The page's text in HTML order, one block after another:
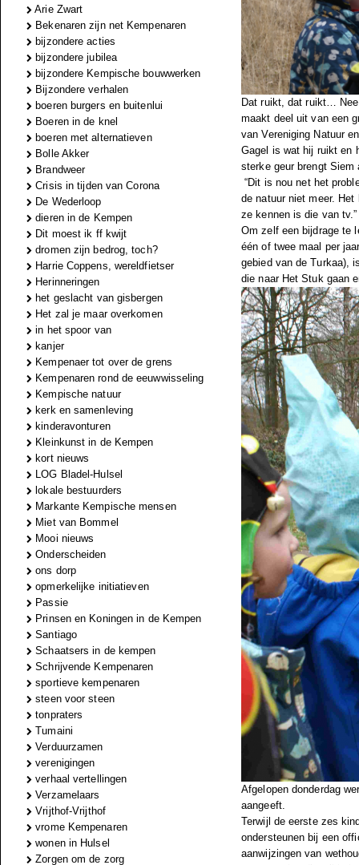
Arie Zwart
Bekenaren zijn net Kempenaren
bijzondere acties
bijzondere jubilea
bijzondere Kempische bouwwerken
Bijzondere verhalen
boeren burgers en buitenlui
Boeren in de knel
boeren met alternatieven
Bolle Akker
Brandweer
Crisis in tijden van Corona
De Wederloop
dieren in de Kempen
Dit moest ik ff kwijt
dromen zijn bedrog, toch?
Harrie Coppens, wereldfietser
Herinneringen
het geslacht van gisbergen
Het zal je maar overkomen
in het spoor van
kanjer
Kempenaer tot over de grens
Kempenaren rond de eeuwwisseling
Kempische natuur
kerk en samenleving
kinderavonturen
Kleinkunst in de Kempen
kort nieuws
LOG Bladel-Hulsel
lokale bestuurders
Markante Kempische mensen
Miet van Bommel
Mooi nieuws
Onderscheiden
ons dorp
opmerkelijke initiatieven
Passie
Prinsen en Koningen in de Kempen
Santiago
Schaatsers in de kempen
Schrijvende Kempenaren
sportieve kempenaren
steen voor steen
tonpraters
Tumaini
Verduurzamen
verenigingen
verhaal vertellingen
Verzamelaars
Vrijthof-Vrijthof
vrome Kempenaren
wonen in Hulsel
Zorgen om de zorg
Dat ruikt, dat ruikt…
maakt deel uit van een
van Vereniging Natuur
Gagel is wat hij ruikt en
sterke geur brengt
“Dit is nou net het
de natuur niet meer.
ze kennen is die van tv.”
Om zelf een bijdrage te
één of twee maal per
gebied van de Turkaa),
die naar Het Stuk gaan
Afgelopen donderdag
aangeeft.
Terwijl de eerste zes
ondersteunen bij een
aanwijzingen van